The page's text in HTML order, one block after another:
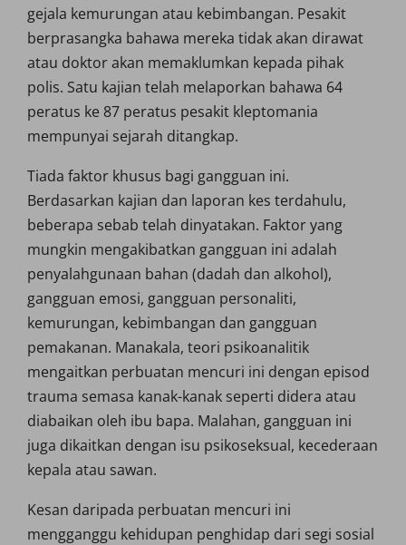
gejala kemurungan atau kebimbangan. Pesakit
berprasangka bahawa mereka tidak akan dirawat
atau doktor akan memaklumkan kepada pihak
polis. Satu kajian telah melaporkan bahawa 64
peratus ke 87 peratus pesakit kleptomania
mempunyai sejarah ditangkap.
Tiada faktor khusus bagi gangguan ini.
Berdasarkan kajian dan laporan kes terdahulu,
beberapa sebab telah dinyatakan. Faktor yang
mungkin mengakibatkan gangguan ini adalah
penyalahgunaan bahan (dadah dan alkohol),
gangguan emosi, gangguan personaliti,
kemurungan, kebimbangan dan gangguan
pemakanan. Manakala, teori psikoanalitik
mengaitkan perbuatan mencuri ini dengan episod
trauma semasa kanak-kanak seperti didera atau
diabaikan oleh ibu bapa. Malahan, gangguan ini
juga dikaitkan dengan isu psikoseksual, kecederaan
kepala atau sawan.
Kesan daripada perbuatan mencuri ini
mengganggu kehidupan penghidap dari segi sosial